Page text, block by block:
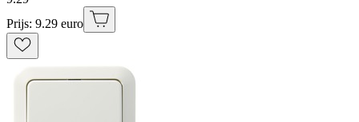
Prijs: 9.29 euro